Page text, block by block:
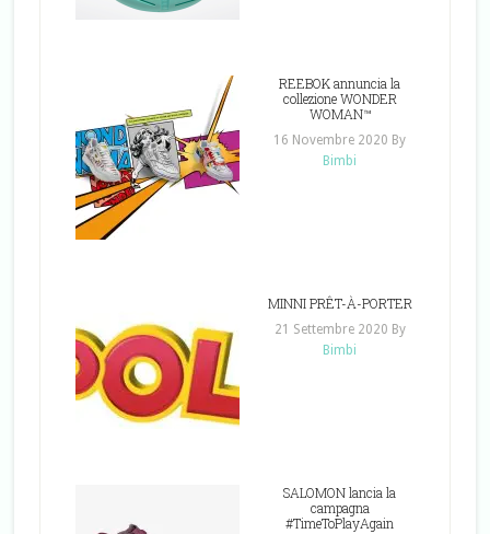
REEBOK annuncia la
collezione WONDER
WOMAN™
16 Novembre 2020 By
Bimbi
MINNI PRÊT-À-PORTER
21 Settembre 2020 By
Bimbi
SALOMON lancia la
campagna
#TimeToPlayAgain